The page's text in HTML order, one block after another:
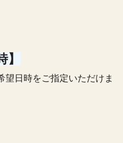
】
望日時をご指定いただけま